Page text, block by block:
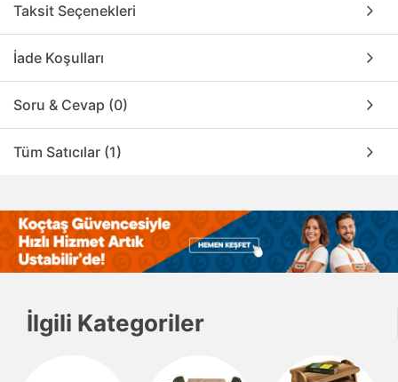
Taksit Seçenekleri
İade Koşulları
Soru & Cevap (0)
Tüm Satıcılar (1)
İlgili Kategoriler